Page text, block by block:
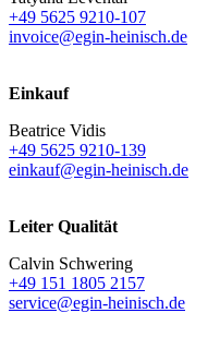
+49 5625 9210-107
invoice@egin-heinisch.de
Einkauf
Beatrice Vidis
+49 5625 9210-139
einkauf@egin-heinisch.de
Leiter Qualität
Calvin Schwering
+49 151 1805 2157
service@egin-heinisch.de